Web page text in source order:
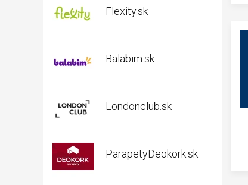
Flexity.sk
Balabim.sk
Londonclub.sk
ParapetyDeokork.sk